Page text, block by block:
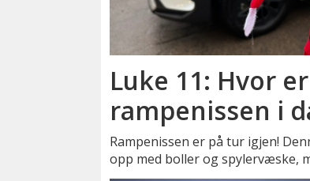
Luke 11: Hvor
rampenissen i
Rampenissen er på tur igjen!
opp med boller og spylervæske,